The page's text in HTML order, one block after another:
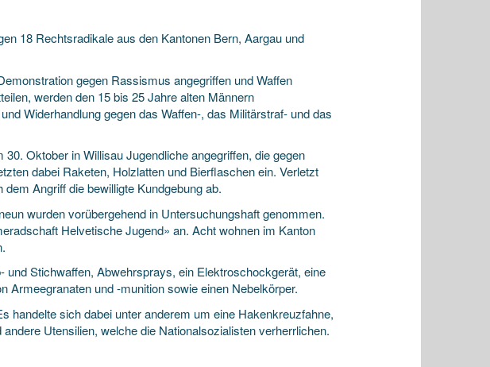
18 Rechtsradikale aus den Kantonen Bern, Aargau und
gegen Rassismus angegriffen und Waffen
werden den 15 bis 25 Jahre alten Männern
Widerhandlung gegen das Waffen-, das Militärstraf- und das
Oktober in Willisau Jugendliche angegriffen, die gegen
dabei Raketen, Holzlatten und Bierflaschen ein. Verletzt
Angriff die bewilligte Kundgebung ab.
wurden vorübergehend in Untersuchungshaft genommen.
Helvetische Jugend» an. Acht wohnen im Kanton
und Stichwaffen, Abwehrsprays, ein Elektroschockgerät, eine
Armeegranaten und -munition sowie einen Nebelkörper.
handelte sich dabei unter anderem um eine Hakenkreuzfahne,
Utensilien, welche die Nationalsozialisten verherrlichen.